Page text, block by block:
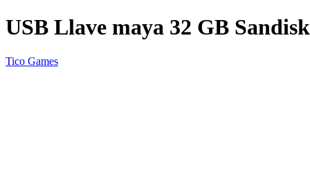
USB Llave maya 32 GB Sandisk
Tico Games